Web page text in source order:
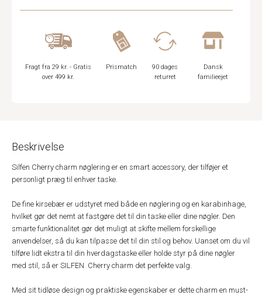
Fragt fra 29 kr. - Gratis
over 499 kr.
Prismatch
90 dages
returret
Dansk
familieejet
Beskrivelse
Silfen Cherry charm nøglering er en smart accessory, der tilføjer et
personligt præg til enhver taske.
De fine kirsebær er udstyret med både en nøglering og en karabinhage,
hvilket gør det nemt at fastgøre det til din taske eller dine nøgler. Den
smarte funktionalitet gør det muligt at skifte mellem forskellige
anvendelser, så du kan tilpasse det til din stil og behov. Uanset om du vil
tilføre lidt ekstra til din hverdagstaske eller holde styr på dine nøgler
med stil, så er SILFEN Cherry charm det perfekte valg.
Med sit tidløse design og praktiske egenskaber er dette charm en must-